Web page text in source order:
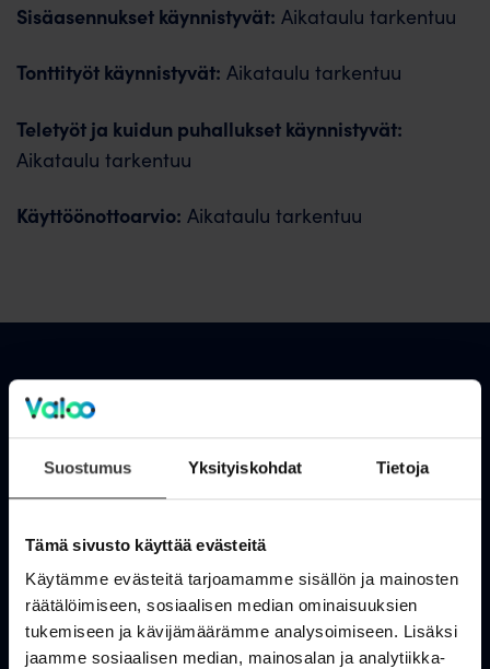
Suostumus Yksityiskohdat Tietoja
Tämä sivusto käyttää evästeitä
Käytämme evästeitä tarjoamamme sisällön ja mainosten
räätälöimiseen, sosiaalisen median ominaisuuksien
tukemiseen ja kävijämäärämme analysoimiseen. Lisäksi
jaamme sosiaalisen median, mainosalan ja analytiikka-
Sisäasennukset käynnistyvät: Aikataulu tarkentuu
Tonttityöt käynnistyvät: Aikataulu tarkentuu
Teletyöt ja kuidun puhallukset käynnistyvät:
Aikataulu tarkentuu
Käyttöönottoarvio: Aikataulu tarkentuu
Asiakastuki
OmaValoo
Tukisivusto
Huolto- ja häiriötiedotteet
Valoo kokemuksia